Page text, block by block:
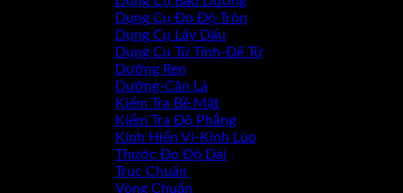
Dụng Cụ Đo Độ Tròn
Dụng Cụ Lấy Dấu
Dụng Cụ Từ Tính-Đế Từ
Dưỡng Ren
Dưỡng-Căn Lá
Kiểm Tra Bề Mặt
Kiểm Tra Độ Phẳng
Kính Hiển Vi-Kính Lúp
Thước Đo Độ Dài
Trục Chuẩn
Vòng Chuẩn